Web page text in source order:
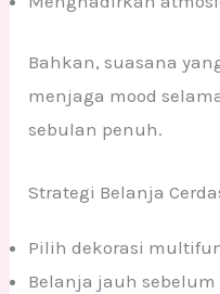
Bahkan, suasana
menjaga mood
sebulan penuh.
Strategi Belanja
Pilih dekorasi
Belanja jauh sebelum